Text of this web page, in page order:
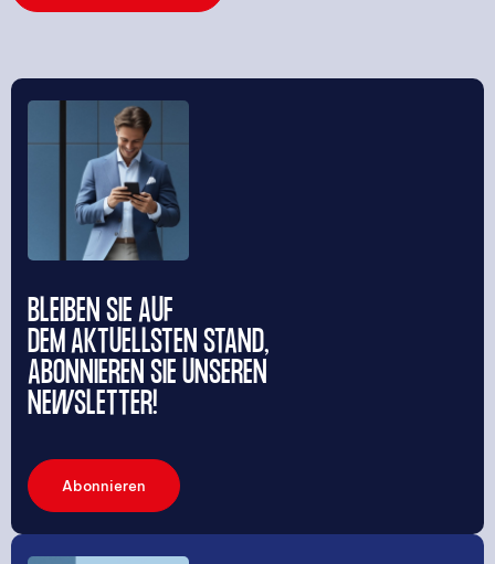
SUCHE
Suchen
BLEIBEN SIE AUF
DEM AKTUELLSTEN STAND,
ABONNIEREN SIE UNSEREN
NEWSLETTER!
Abonnieren